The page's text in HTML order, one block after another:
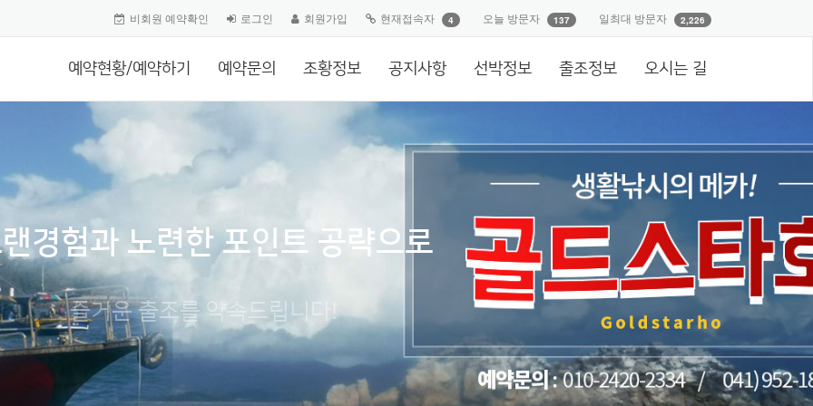
비회원 예약확인 로그인 회원가입 현재접속자 4 오늘 방문자 137 일최대 방문자 2,226
예약현황/예약하기 예약문의 조황정보 공지사항 선박정보 출조정보 오시는 길
경험과 노련한 포인트 공략으로
즐거운 출조를 약속드립니다!